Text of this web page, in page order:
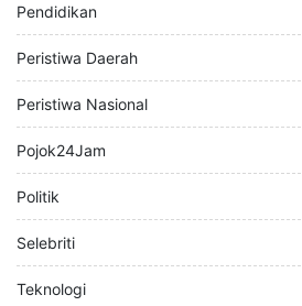
Pendidikan
Peristiwa Daerah
Peristiwa Nasional
Pojok24Jam
Politik
Selebriti
Teknologi